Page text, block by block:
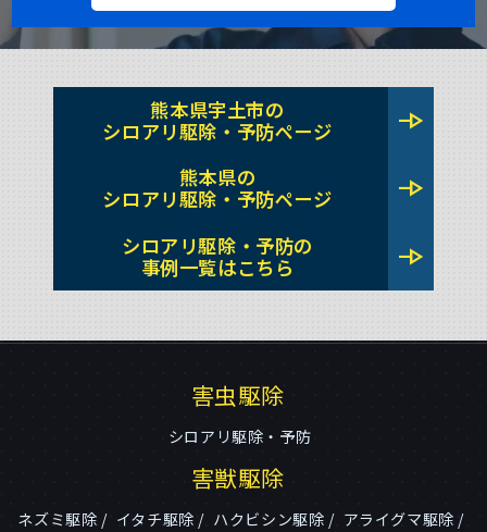
熊本県宇土市の
シロアリ駆除・予防ページ
line_end_arrow
熊本県の
シロアリ駆除・予防ページ
line_end_arrow
シロアリ駆除・予防の
事例一覧はこちら
line_end_arrow
害虫駆除
シロアリ駆除・予防
害獣駆除
ネズミ駆除 イタチ駆除 ハクビシン駆除
アライグマ駆除